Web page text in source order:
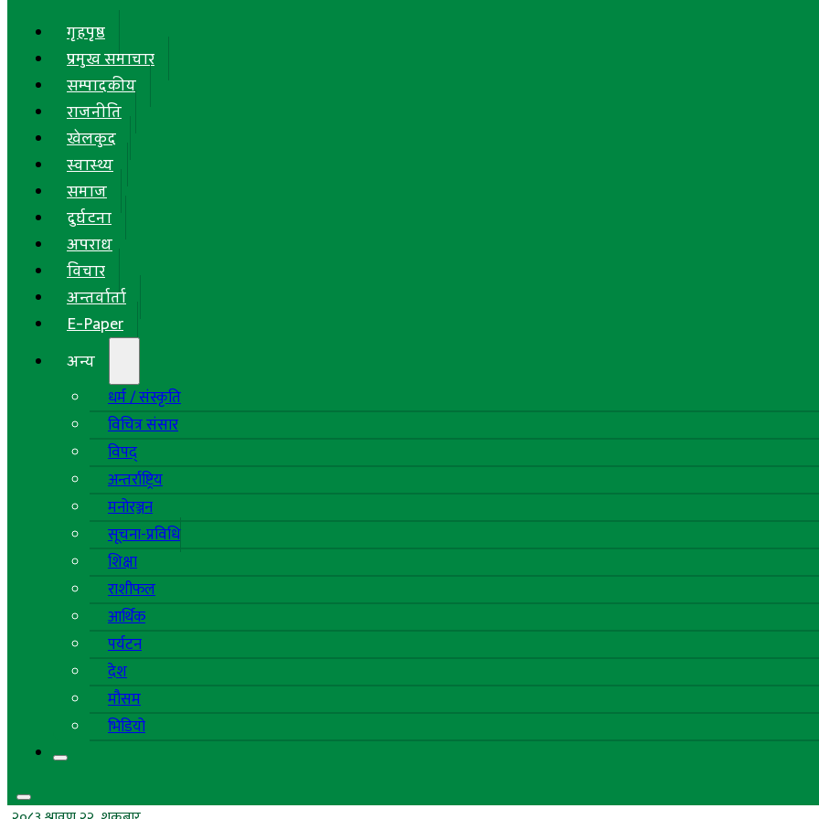
गृहपृष्ठ
प्रमुख समाचार
सम्पादकीय
राजनीति
खेलकुद
स्वास्थ्य
समाज
दुर्घटना
अपराध
विचार
अन्तर्वार्ता
E-Paper
अन्य
धर्म / संस्कृति
विचित्र संसार
विपद्
अन्तर्राष्ट्रिय
मनोरञ्जन
सूचना-प्रविधि
शिक्षा
राशीफल
आर्थिक
पर्यटन
देश
मौसम
भिडियो